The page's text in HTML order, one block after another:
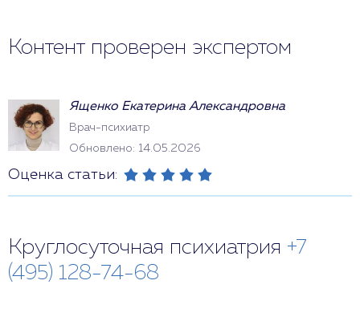
Контент проверен экспертом
Ященко Екатерина Александровна
Врач-психиатр
Обновлено: 14.05.2026
Оценка статьи:
Круглосуточная психиатрия +7
(495) 128-74-68